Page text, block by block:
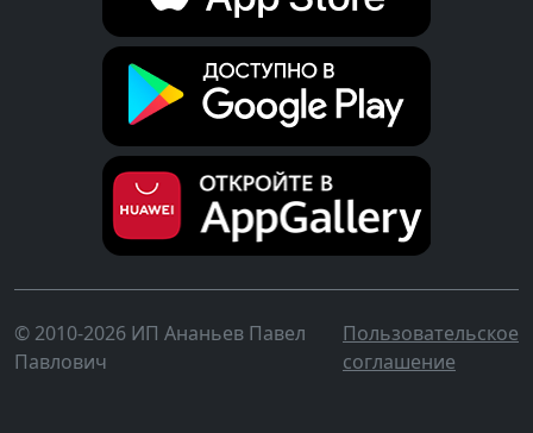
© 2010-2026 ИП Ананьев Павел
Павлович
Пользовательское
соглашение